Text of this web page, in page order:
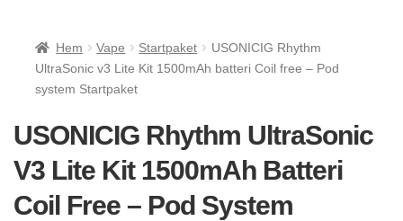
Hem Vape Startpaket
USONICIG Rhythm
UltraSonic v3 Lite Kit 1500mAh batteri Coil free – Pod
system Startpaket
USONICIG Rhythm UltraSonic
V3 Lite Kit 1500mAh Batteri
Coil Free – Pod System